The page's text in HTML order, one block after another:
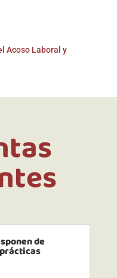
Acoso Laboral y
de